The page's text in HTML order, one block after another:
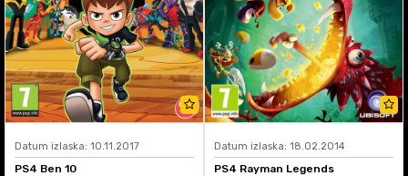
Datum izlaska: 10.11.2017
PS4 Ben 10
Datum izlaska: 18.02.2014
PS4 Rayman Legends